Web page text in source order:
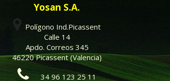
Yosan S.A.
Polígono Ind.Picassent
Calle 14
Apdo. Correos 345
46220 Picassent (Valencia)
34 96 123 25 11